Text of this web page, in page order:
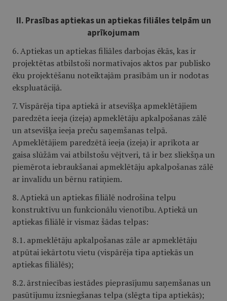
II. Prasības aptiekas un aptiekas filiāles telpām un
aprīkojumam
6. Aptiekas un aptiekas filiāles darbojas ēkās, kas ir
projektētas atbilstoši normatīvajos aktos par publisko
ēku projektēšanu noteiktajām prasībām un ir nodotas
ekspluatācijā.
7. Vispārēja tipa aptiekā ir atsevišķa apmeklētājiem
paredzēta ieeja (izeja) apmeklētāju apkalpošanas zālē
un atsevišķa ieeja preču saņemšanas telpā.
Apmeklētājiem paredzētā ieeja (izeja) ir aprīkota ar
gaisa slūžām vai atbilstošu vējtveri, tā ir bez sliekšņa un
piemērota iebraukšanai apmeklētāju apkalpošanas zālē
ar invalīdu un bērnu ratiņiem.
8. Aptiekā un aptiekas filiālē nodrošina telpu
konstruktīvu un funkcionālu vienotību. Aptiekā un
aptiekas filiālē ir vismaz šādas telpas:
8.1. apmeklētāju apkalpošanas zāle ar apmeklētāju
atpūtai iekārtotu vietu (vispārēja tipa aptiekās un
aptiekas filiālēs);
8.2. ārstniecības iestādes pieprasījumu saņemšanas un
pasūtījumu izsniegšanas telpa (slēgta tipa aptiekās);